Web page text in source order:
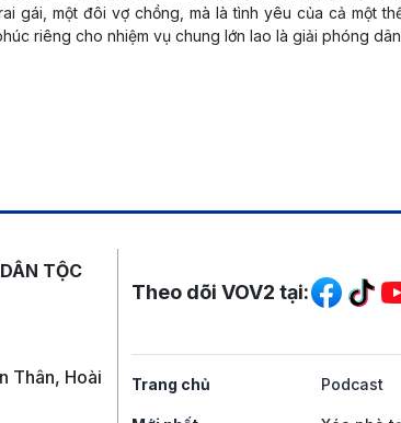
gái, một đôi vợ chồng, mà là tình yêu của cả một
riêng cho nhiệm vụ chung lớn lao là giải phóng
TỘC
Thân, Hoài
Mạng xã hội
Theo dõi VOV2 tại:
Trang chủ Podcast